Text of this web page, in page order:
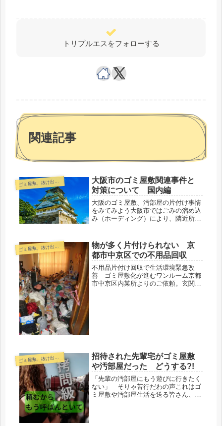
トリプルエスをフォローする
関連記事
ゴ
ミ屋敷、抜け出したい
大阪市のゴミ屋敷関連事件と
対策について 国内編
大阪のゴミ屋敷、汚部屋の片付け事情
をみてみよう大阪市ではごみの溜め込
み（ホーディング）により、隣近所な
よる生活環境悪化の問題解決を改善す
べく、2013年の12月に条例を定め...
ゴ
ミ屋敷、抜け出したい
物が多く片付けられない 京
都市中京区での不用品回収
不用品片付け回収で生活環境緊急改
善 ゴミ屋敷化が進むワンルーム京都
市中京区内某所よりのご依頼。玄関を
ゴ
ミ屋敷、抜け出したい
招待された先輩宅がゴミ屋敷
や汚部屋だった どうする?!
「先輩の汚部屋にもう遊びに行きたく
ない」 そりゃ苦行だわの声これはゴ
ミ屋敷や汚部屋生活を送る皆さん、そ